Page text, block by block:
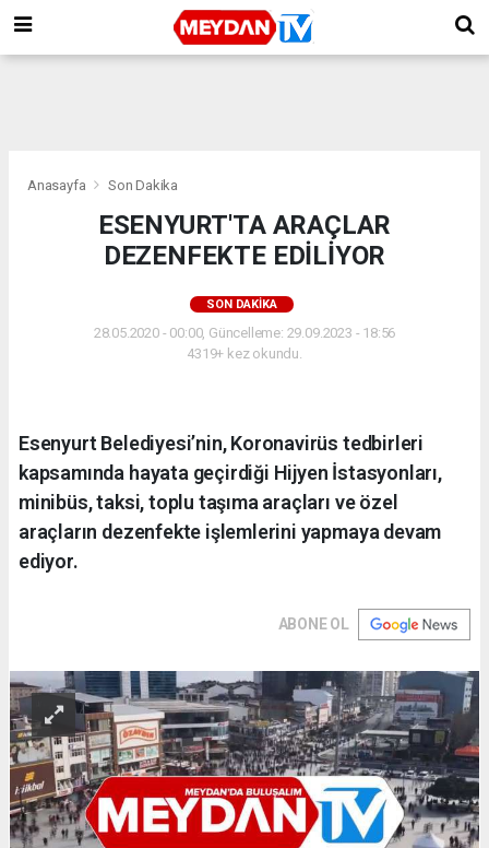
Anasayfa Son Dakika
ESENYURT'TA ARAÇLAR
DEZENFEKTE EDİLİYOR
SON DAKIKA
28.05.2020 - 00:00, Güncelleme: 29.09.2023 - 18:56
4319+ kez okundu.
Esenyurt Belediyesi’nin, Koronavirüs tedbirleri
kapsamında hayata geçirdiği Hijyen İstasyonları,
minibüs, taksi, toplu taşıma araçları ve özel
araçların dezenfekte işlemlerini yapmaya devam
ediyor.
ABONE OL